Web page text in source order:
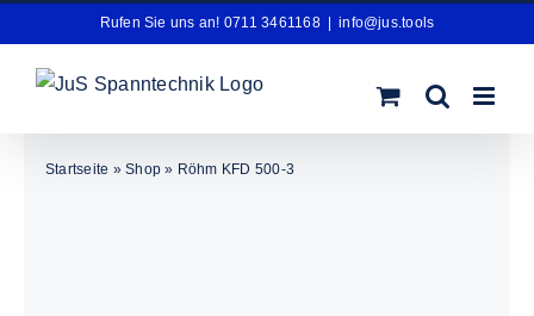
Inhalt
springen
Rufen Sie uns an! 0711 3461168 info@jus.tools
Startseite »Shop » Röhm KFD 500-3